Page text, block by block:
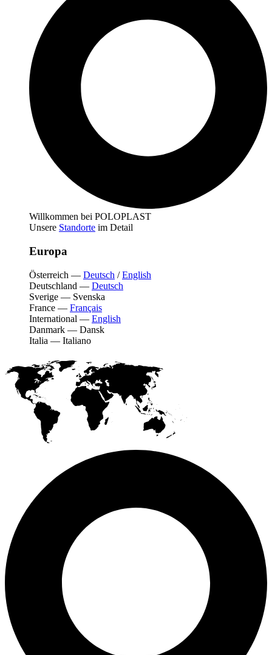
Willkommen bei POLOPLAST
Unsere Standorte im Detail
Europa
Österreich — Deutsch /English
Deutschland — Deutsch
Sverige — Svenska
France — Français
International — English
Danmark — Dansk
Italia — Italiano